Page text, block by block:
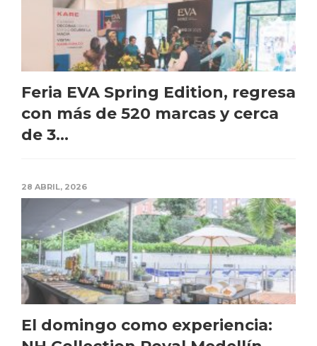
Feria EVA Spring Edition, regresa
con más de 520 marcas y cerca
de 3...
28 ABRIL, 2026
El domingo como experiencia: